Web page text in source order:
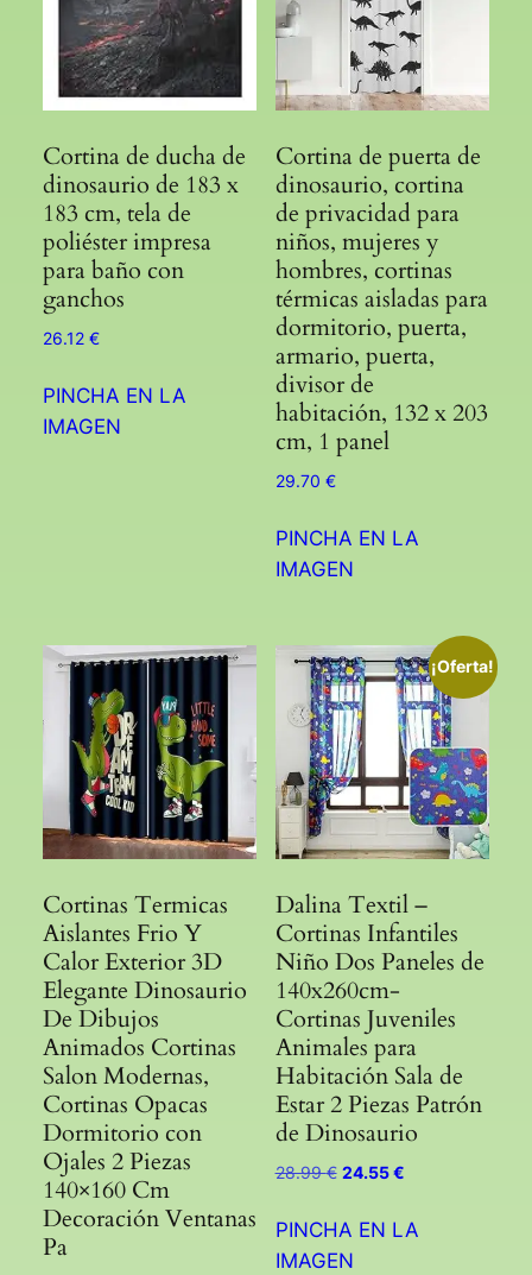
Cortina de ducha de
dinosaurio de 183 x
183 cm, tela de
poliéster impresa
para baño con
ganchos
26.12 €
PINCHA EN LA
IMAGEN
Cortina de puerta de
dinosaurio, cortina
de privacidad para
niños, mujeres y
hombres, cortinas
térmicas aisladas para
dormitorio, puerta,
armario, puerta,
divisor de
habitación, 132 x 203
cm, 1 panel
29.70 €
PINCHA EN LA
IMAGEN
Cortinas Termicas
Aislantes Frio Y
Calor Exterior 3D
Elegante Dinosaurio
De Dibujos
Animados Cortinas
Salon Modernas,
Cortinas Opacas
Dormitorio con
Ojales 2 Piezas
140×160 Cm
Decoración Ventanas
Pa
¡Oferta!
Dalina Textil –
Cortinas Infantiles
Niño Dos Paneles de
140x260cm-
Cortinas Juveniles
Animales para
Habitación Sala de
Estar 2 Piezas Patrón
de Dinosaurio
28.99€ El
original
era:
24.55€El
actual
PINCHA EN LA
IMAGEN